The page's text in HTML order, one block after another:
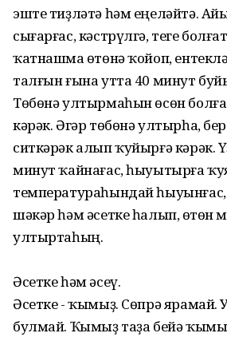
эште тиҙләтә һәм еңеләйтә.
сығарғас, кәстрүлгә, теге
ҡатнашма өҫтөнә ҡойоп,
талғын ғына утта 40 минут
Төбөнә ултырмаһын өсөн
кәрәк. Әгәр төбөнә ултырһа,
ситкәрәк алып ҡуйырғә кәрәк.
минут ҡайнағас, һыуытырға
температураһындай
шәкәр һәм әсетке һалып, өҫтөн
ултыртаһың.
Әсетке һәм әсеү.
Әсетке - ҡымыҙ. Сөпрә ярамай.
булмай. Ҡымыҙ таҙа бейә